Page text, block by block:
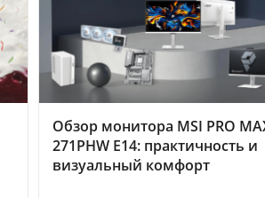
Обзор монитора MSI PRO
271PHW E14: практичность и
визуальный комфорт